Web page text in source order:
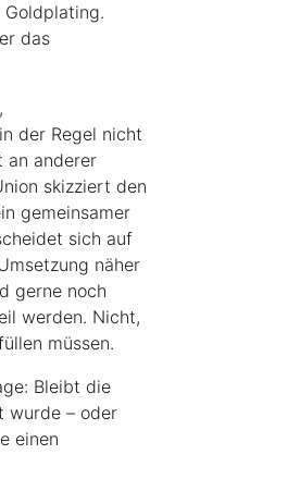
Goldplating.
das
der Regel nicht
an anderer
skizziert den
gemeinsamer
sich auf
näher
gerne noch
werden. Nicht,
müssen.
Bleibt die
wurde – oder
einen